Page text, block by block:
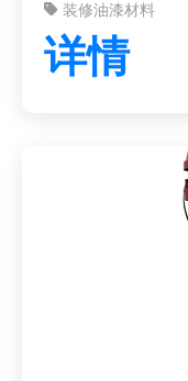
又透明的保护玻
升视觉表现力。
装修油漆材料
详情